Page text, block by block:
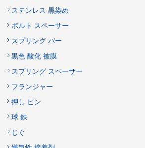
ステンレス 黒染め
ボルト スペーサー
スプリング バー
黒色 酸化 被膜
スプリング スペーサー
フランジャー
押し ピン
球 鉄
じぐ